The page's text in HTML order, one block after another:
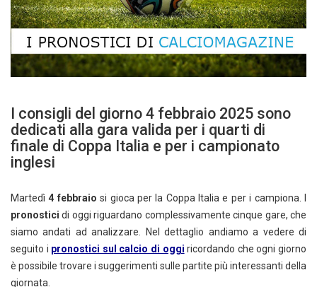
I consigli del giorno 4 febbraio 2025 sono
dedicati alla gara valida per i quarti di
finale di Coppa Italia e per i campionato
inglesi
Martedì4 febbraiosi gioca per la Coppa Italia e per i campiona. I
pronostici di oggi riguardano complessivamente cinque gare, che
siamo andati ad analizzare. Nel dettaglio andiamo a vedere di
seguito i pronostici sul calcio di oggi ricordando che ogni giorno
è possibile trovare i suggerimenti sulle partite più interessanti della
giornata.